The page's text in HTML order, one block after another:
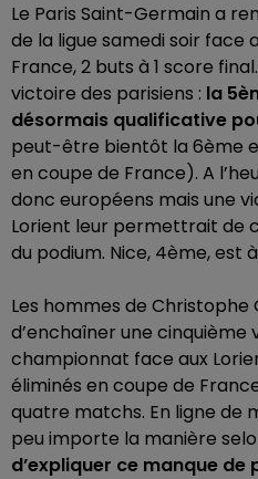
Le Paris Saint-Germain a
de la ligue samedi soir face
France, 2 buts à 1 score
victoire des parisiens : la
désormais qualificative
peut-être bientôt la 6ème
en coupe de France). A
donc européens mais une
Lorient leur permettrait de
du podium. Nice, 4ème, est
Les hommes de
d’enchaîner une cinquième
championnat face aux
éliminés en coupe de
quatre matchs. En ligne de
peu importe la manière
d’expliquer ce manque de